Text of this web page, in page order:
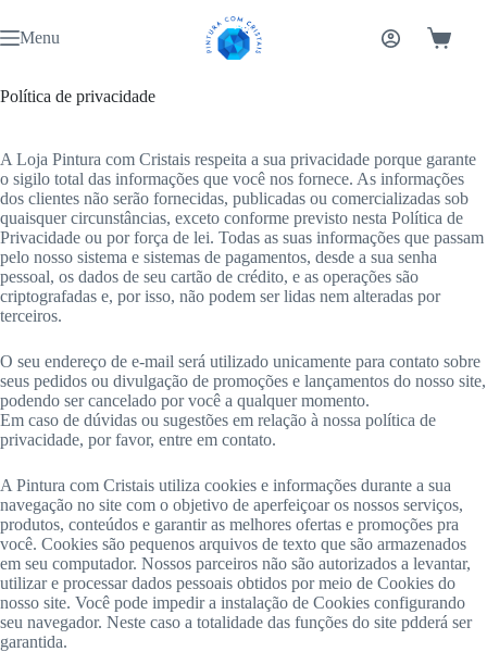
para
o
Menu Carrinho
Política de privacidade
A Loja Pintura com Cristais respeita a sua privacidade porque garante
o sigilo total das informações que você nos fornece. As informações
dos clientes não serão fornecidas, publicadas ou comercializadas sob
quaisquer circunstâncias, exceto conforme previsto nesta Política de
Privacidade ou por força de lei. Todas as suas informações que passam
pelo nosso sistema e sistemas de pagamentos, desde a sua senha
pessoal, os dados de seu cartão de crédito, e as operações são
criptografadas e, por isso, não podem ser lidas nem alteradas por
terceiros.
O seu endereço de e-mail será utilizado unicamente para contato sobre
seus pedidos ou divulgação de promoções e lançamentos do nosso site,
podendo ser cancelado por você a qualquer momento.
Em caso de dúvidas ou sugestões em relação à nossa política de
privacidade, por favor, entre em contato.
A Pintura com Cristais utiliza cookies e informações durante a sua
navegação no site com o objetivo de aperfeiçoar os nossos serviços,
produtos, conteúdos e garantir as melhores ofertas e promoções pra
você. Cookies são pequenos arquivos de texto que são armazenados
em seu computador. Nossos parceiros não são autorizados a levantar,
utilizar e processar dados pessoais obtidos por meio de Cookies do
nosso site. Você pode impedir a instalação de Cookies configurando
seu navegador. Neste caso a totalidade das funções do site pdderá ser
garantida.